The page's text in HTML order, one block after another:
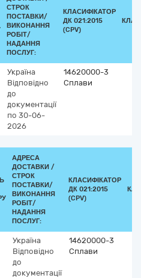
СТРОК
ПОСТАВКИ/
ВИКОНАННЯ
РОБІТ/
НАДАННЯ
ПОСЛУГ:
КЛАСИФІКАТОР
ДК 021:2015
(CPV)
Україна
Відповідно
до
документації
по 30-06-
2026
14620000-3
Сплави
АДРЕСА
ДОСТАВКИ /
СТРОК
ПОСТАВКИ/
ВИКОНАННЯ
РОБІТ/
НАДАННЯ
ПОСЛУГ:
КЛАСИФІКАТОР
ДК 021:2015
(CPV)
Україна
Відповідно
до
документації
14620000-3
Сплави